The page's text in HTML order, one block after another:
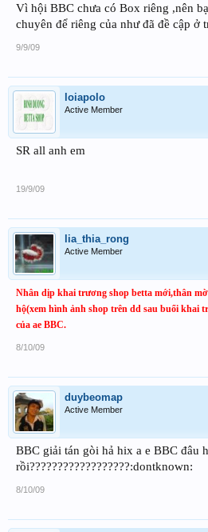
Vì hội BBC chưa có Box riêng ,nên
chuyên để riêng của như đã đề cập ở
9/9/09
loiapolo
Active Member
SR all anh em
19/9/09
lia_thia_rong
Active Member
Nhân dịp khai trương shop betta mới,thân
hộ(xem hình ảnh shop trên dd sau buổi khai
của ae BBC.
8/10/09
duybeomap
Active Member
BBC giải tán gòi hả hix a e BBC đâu
rồi??????????????????:dontknown:
8/10/09